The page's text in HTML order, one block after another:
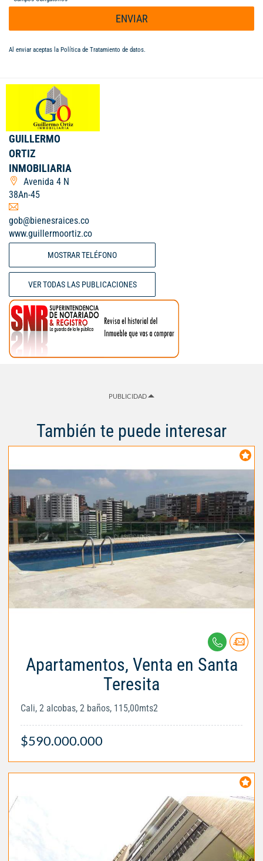
ENVIAR
Al enviar aceptas la Política de Tratamiento de datos.
GUILLERMO
ORTIZ
INMOBILIARIA
Avenida 4 N
38An-45
gob@bienesraices.co
www.guillermoortiz.co
MOSTRAR TELÉFONO
VER TODAS LAS PUBLICACIONES
PUBLICIDAD
También te puede interesar
Apartamentos, Venta en Santa
Teresita
Cali, 2 alcobas, 2 baños, 115,00mts2
$590.000.000